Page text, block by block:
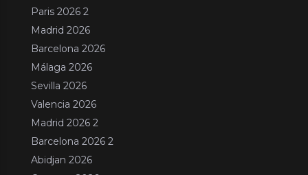
Paris 2026 2
Madrid 2026
Barcelona 2026
Málaga 2026
Sevilla 2026
Valencia 2026
Madrid 2026 2
Barcelona 2026 2
Abidjan 2026